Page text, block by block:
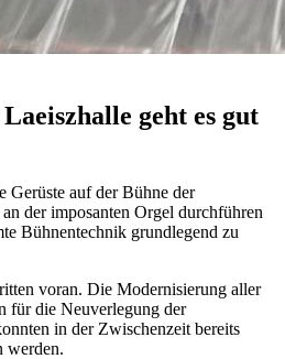
geht es gut
Gerüste auf der Bühne der
der imposanten Orgel durchführen
Bühnentechnik grundlegend zu
voran. Die Modernisierung aller
für die Neuverlegung der
in der Zwischenzeit bereits
werden.